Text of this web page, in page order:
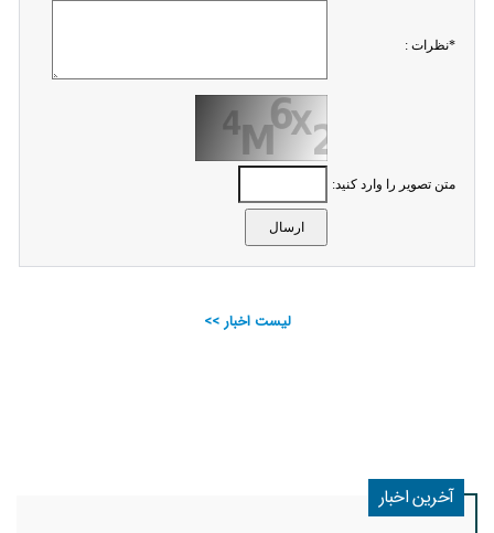
*نظرات :
متن تصویر را وارد کنید:
لیست اخبار >>
آخرین اخبار